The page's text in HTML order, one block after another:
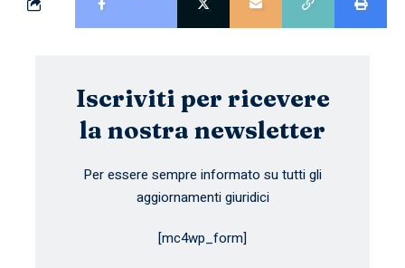
Iscriviti per ricevere
la nostra newsletter
Per essere sempre informato su tutti gli
aggiornamenti giuridici
[mc4wp_form]